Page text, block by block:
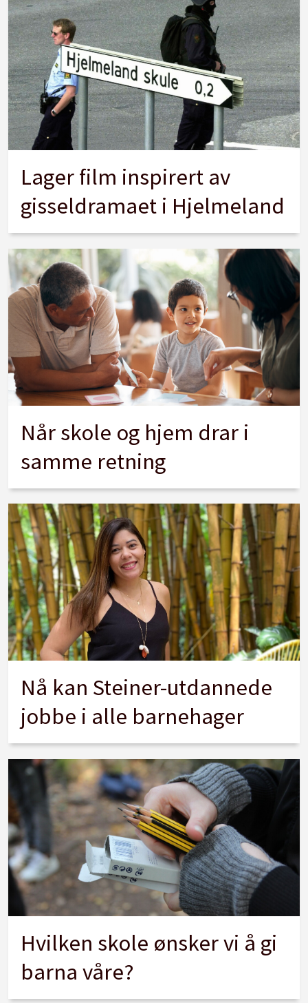
Lager film inspirert av
gisseldramaet i Hjelmeland
Når skole og hjem drar i
samme retning
Nå kan Steiner-utdannede
jobbe i alle barnehager
Hvilken skole ønsker vi å gi
barna våre?